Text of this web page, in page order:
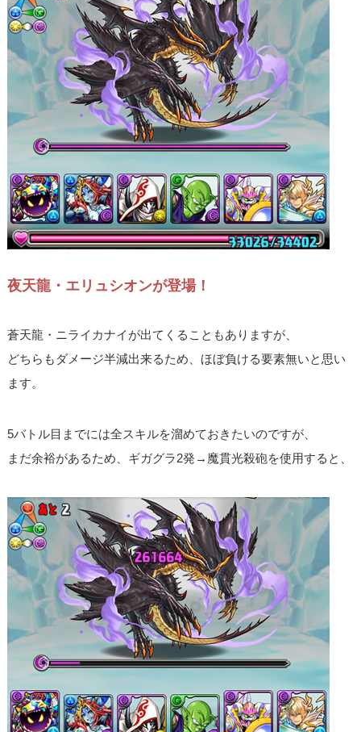
夜天龍・エリュシオンが登場！
蒼天龍・ニライカナイが出てくることもありますが、
どちらもダメージ半減出来るため、ほぼ負ける要素無いと思い
ます。
5バトル目までには全スキルを溜めておきたいのですが、
まだ余裕があるため、ギガグラ2発→魔貫光殺砲を使用すると、